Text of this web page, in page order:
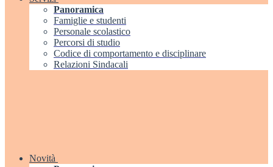
Panoramica
Famiglie e studenti
Personale scolastico
Percorsi di studio
Codice di comportamento e disciplinare
Relazioni Sindacali
Novità